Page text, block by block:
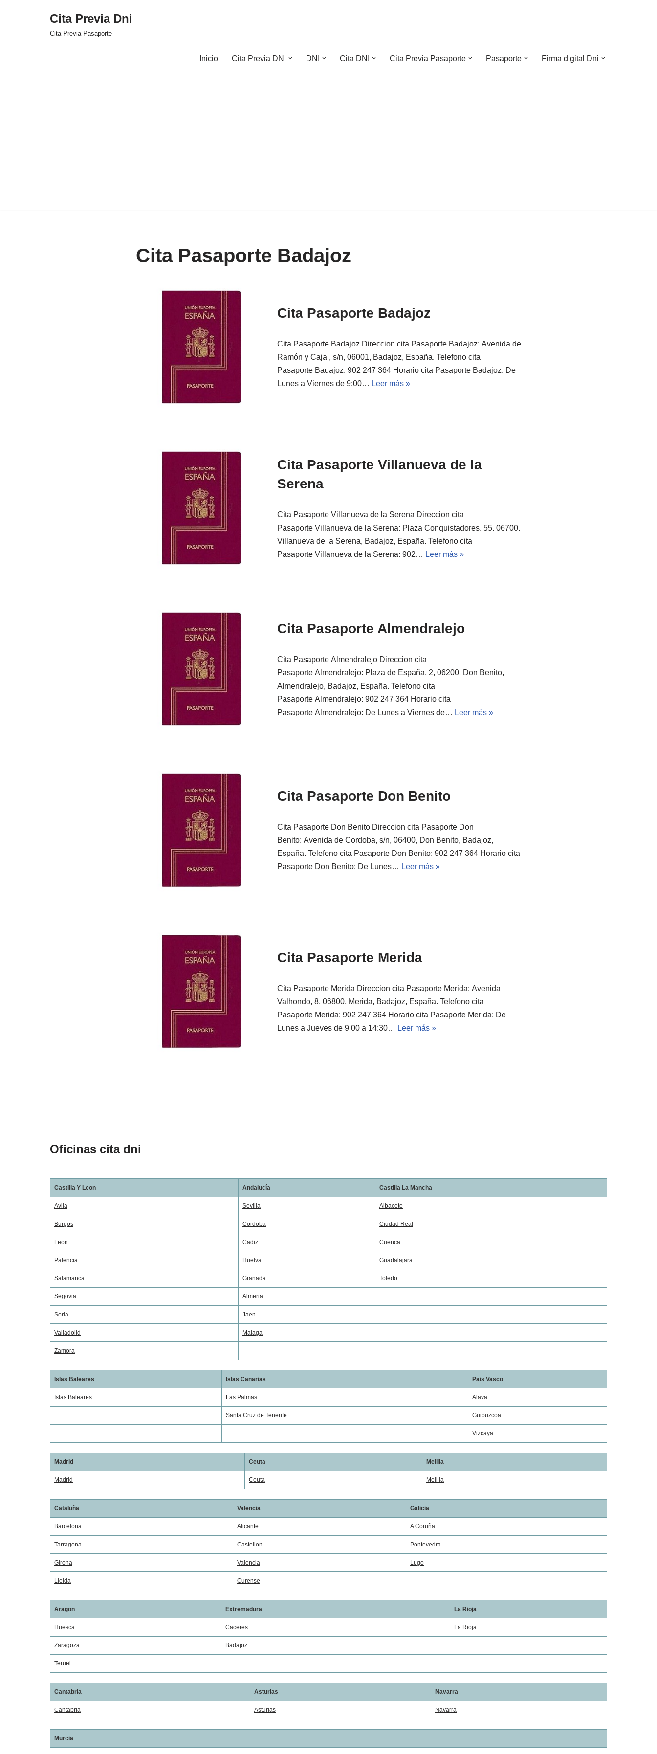
Cita Previa Dni
Cita Previa Pasaporte
Inicio Cita Previa DNI DNI Cita DNI Cita Previa Pasaporte Pasaporte Firma digital Dni
Cita Pasaporte Badajoz
Cita Pasaporte Badajoz
Cita Pasaporte Badajoz Direccion cita Pasaporte Badajoz: Avenida de
Ramón y Cajal, s/n, 06001, Badajoz, España. Telefono cita
Pasaporte Badajoz: 902 247 364 Horario cita Pasaporte Badajoz: De
Lunes a Viernes de 9:00… Leer más »
Cita Pasaporte Villanueva de la
Serena
Cita Pasaporte Villanueva de la Serena Direccion cita
Pasaporte Villanueva de la Serena: Plaza Conquistadores, 55, 06700,
Villanueva de la Serena, Badajoz, España. Telefono cita
Pasaporte Villanueva de la Serena: 902… Leer más »
Cita Pasaporte Almendralejo
Cita Pasaporte Almendralejo Direccion cita
Pasaporte Almendralejo: Plaza de España, 2, 06200, Don Benito,
Almendralejo, Badajoz, España. Telefono cita
Pasaporte Almendralejo: 902 247 364 Horario cita
Pasaporte Almendralejo: De Lunes a Viernes de… Leer más »
Cita Pasaporte Don Benito
Cita Pasaporte Don Benito Direccion cita Pasaporte Don
Benito: Avenida de Cordoba, s/n, 06400, Don Benito, Badajoz,
España. Telefono cita Pasaporte Don Benito: 902 247 364 Horario cita
Pasaporte Don Benito: De Lunes… Leer más »
Cita Pasaporte Merida
Cita Pasaporte Merida Direccion cita Pasaporte Merida: Avenida
Valhondo, 8, 06800, Merida, Badajoz, España. Telefono cita
Pasaporte Merida: 902 247 364 Horario cita Pasaporte Merida: De
Lunes a Jueves de 9:00 a 14:30… Leer más »
Oficinas cita dni
Castilla Y Leon Andalucía Castilla La Mancha
Avila Sevilla Albacete
Burgos Cordoba Ciudad Real
Leon Cadiz Cuenca
Palencia Huelva Guadalajara
Salamanca Granada Toledo
Segovia Almeria
Soria Jaen
Valladolid Malaga
Zamora
Islas Baleares Islas Canarias Pais Vasco
Islas Baleares Las Palmas Alava
Santa Cruz de Tenerife Guipuzcoa
Vizcaya
Madrid Ceuta Melilla
Madrid Ceuta Melilla
Cataluña Valencia Galicia
Barcelona Alicante A Coruña
Tarragona Castellon Pontevedra
Girona Valencia Lugo
Lleida Ourense
Aragon Extremadura La Rioja
Huesca Caceres La Rioja
Zaragoza Badajoz
Teruel
Cantabria Asturias Navarra
Cantabria Asturias Navarra
Murcia